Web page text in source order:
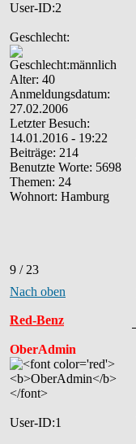
User-ID:2
Geschlecht:
Alter: 40
Anmeldungsdatum:
27.02.2006
Letzter Besuch:
14.01.2016 - 19:22
Beiträge: 214
Benutzte Worte: 5698
Themen: 24
Wohnort: Hamburg
9 / 23
Nach oben
Red-Benz
OberAdmin
User-ID:1